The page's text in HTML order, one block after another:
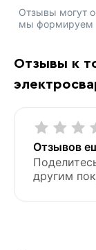
Отзывы к
Отзывов
другим
Отзывы могут
мы формируем